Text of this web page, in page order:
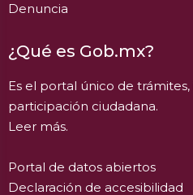
Denuncia
¿Qué es Gob.mx?
Es el portal único de
participación ciudadana.
Leer más.
Portal de datos abiertos
Declaración de accesibilidad